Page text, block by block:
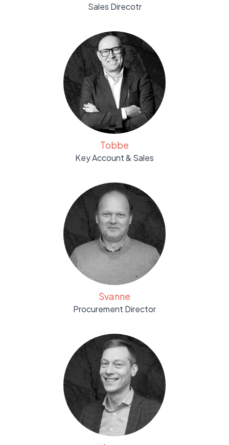
Sales Direcotr
Tobbe
Key Account & Sales
Svanne
Procurement Director